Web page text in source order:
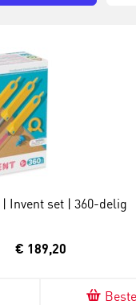
| Invent set | 360-delig
€ 189,20